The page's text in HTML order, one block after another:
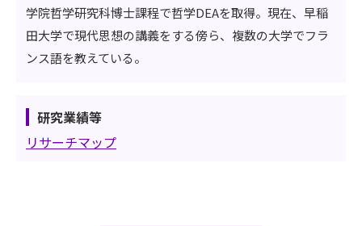
学院哲学研究科博士課程で哲学DEAを取得。現在、早稲
田大学で現代思想の講義をする傍ら、複数の大学でフラ
ンス語を教えている。
研究業績等
リサーチマップ